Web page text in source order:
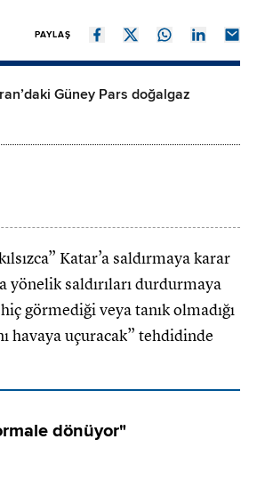
PAYLAŞ
Güney Pars doğalgaz
Katar’a saldırmaya karar
yönelik saldırıları durdurmaya
görmediği veya tanık olmadığı
havaya uçuracak” tehdidinde
dönüyor"